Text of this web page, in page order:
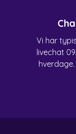
Vi har
livechat